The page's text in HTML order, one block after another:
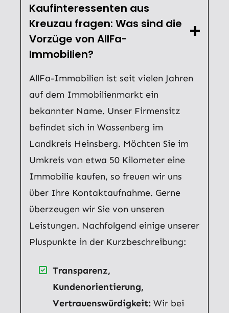
Kaufinteressenten aus
Kreuzau fragen: Was sind die
Vorzüge von AllFa-
Immobilien?
AllFa-Immobilien ist seit vielen Jahren
auf dem Immobilienmarkt ein
bekannter Name. Unser Firmensitz
befindet sich in Wassenberg im
Landkreis Heinsberg. Möchten Sie im
Umkreis von etwa 50 Kilometer eine
Immobilie kaufen, so freuen wir uns
über Ihre Kontaktaufnahme. Gerne
überzeugen wir Sie von unseren
Leistungen. Nachfolgend einige unserer
Pluspunkte in der Kurzbeschreibung:
Transparenz,
Kundenorientierung,
Vertrauenswürdigkeit: Wir bei